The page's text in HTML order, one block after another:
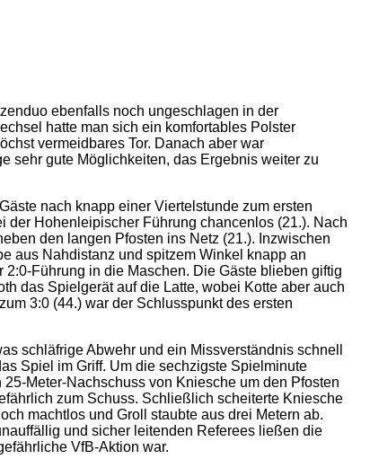
ebenfalls noch ungeschlagen in der
hatte man sich ein komfortables Polster
vermeidbares Tor. Danach aber war
sehr gute Möglichkeiten, das Ergebnis weiter zu
nach knapp einer Viertelstunde zum ersten
der Hohenleipischer Führung chancenlos (21.). Nach
den langen Pfosten ins Netz (21.). Inzwischen
aus Nahdistanz und spitzem Winkel knapp an
Führung in die Maschen. Die Gäste blieben giftig
das Spielgerät auf die Latte, wobei Kotte aber auch
3:0 (44.) war der Schlusspunkt des ersten
schläfrige Abwehr und ein Missverständnis schnell
Spiel im Griff. Um die sechzigste Spielminute
Meter-Nachschuss von Kniesche um den Pfosten
zum Schuss. Schließlich scheiterte Kniesche
machtlos und Groll staubte aus drei Metern ab.
und sicher leitenden Referees ließen die
VfB-Aktion war.